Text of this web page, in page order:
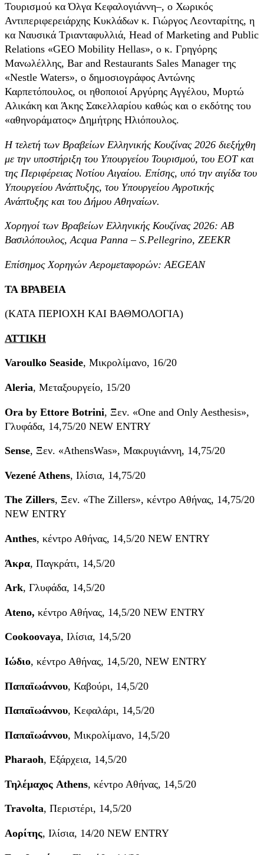
Τουρισμού κα Όλγα Κεφαλογιάννη–, ο Χωρικός
Αντιπεριφερειάρχης Κυκλάδων κ. Γιώργος Λεονταρίτης, η
κα Ναυσικά Τριανταφυλλιά, Head of Marketing and Public
Relations «GEO Mobility Hellas», o κ. Γρηγόρης
Μανωλέλλης, Bar and Restaurants Sales Manager της
«Nestle Waters», ο δημοσιογράφος Αντώνης
Καρπετόπουλος, οι ηθοποιοί Αργύρης Αγγέλου, Μυρτώ
Αλικάκη και Άκης Σακελλαρίου καθώς και ο εκδότης του
«αθηνοράματος» Δημήτρης Ηλιόπουλος.
Η τελετή των Βραβείων Ελληνικής Κουζίνας 2026 διεξήχθη
με την υποστήριξη του Υπουργείου Τουρισμού, του ΕΟΤ και
της Περιφέρειας Νοτίου Αιγαίου. Επίσης, υπό την αιγίδα του
Υπουργείου Ανάπτυξης, του Υπουργείου Αγροτικής
Ανάπτυξης και του Δήμου Αθηναίων.
Χορηγοί των Βραβείων Ελληνικής Κουζίνας 2026: AB
Βασιλόπουλος,Acqua Panna – S.Pellegrino, ZEEKR
Επίσημος Χορηγών Αερομεταφορών: AEGEAN
ΤΑ ΒΡΑΒΕΙΑ
(ΚΑΤΑ ΠΕΡΙΟΧΗ ΚΑΙ ΒΑΘΜΟΛΟΓΙΑ)
ΑΤΤΙΚΗ
Varoulko Seaside, Μικρολίμανο, 16/20
Aleria, Μεταξουργείο, 15/20
Ora by Ettore Botrini, Ξεν. «One and Only Aesthesis»,
Γλυφάδα, 14,75/20 ΝEW ENTRY
Sense, Ξεν. «AthensWas», Μακρυγιάννη, 14,75/20
Vezené Athens, Ιλίσια, 14,75/20
The Zillers, Ξεν. «The Zillers», κέντρο Αθήνας, 14,75/20
NEW ENTRY
Anthes, κέντρο Αθήνας, 14,5/20 NEW ENTRY
Άκρα, Παγκράτι, 14,5/20
Ark, Γλυφάδα, 14,5/20
Ateno, κέντρο Αθήνας, 14,5/20 NEW ENTRY
Cookoovaya, Ιλίσια, 14,5/20
Ιώδιο, κέντρο Αθήνας, 14,5/20, NEW ENTRY
Παπαϊωάννου, Καβούρι, 14,5/20
Παπαϊωάννου, Κεφαλάρι, 14,5/20
Παπαϊωάννου, Μικρολίμανο, 14,5/20
Pharaoh, Εξάρχεια, 14,5/20
Τηλέμαχος Athens, κέντρο Αθήνας, 14,5/20
Travolta, Περιστέρι, 14,5/20
Αορίτης, Ιλίσια, 14/20 NEW ENTRY